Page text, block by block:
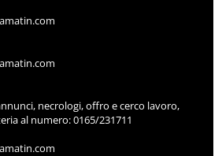
necrologi, offro e cerco lavoro,
al numero: 0165/231711